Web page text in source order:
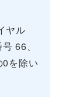
ヤル
66、
を除い